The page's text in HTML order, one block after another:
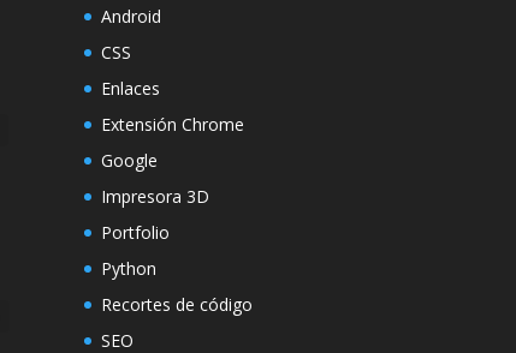
Android
CSS
Enlaces
Extensión Chrome
Google
Impresora 3D
Portfolio
Python
Recortes de código
SEO